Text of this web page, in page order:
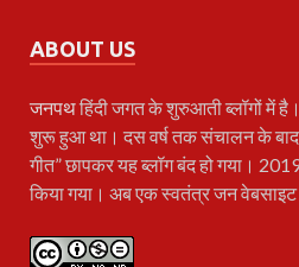
ABOUT US
जनपथहिंदी जगत के शुरुआती ब्लॉगों में
शुरू हुआ था। दस वर्ष तक संचालन के बाद
गीत” छापकर यह ब्लॉग बंद हो गया।
किया गया। अब एक स्वतंत्र जन